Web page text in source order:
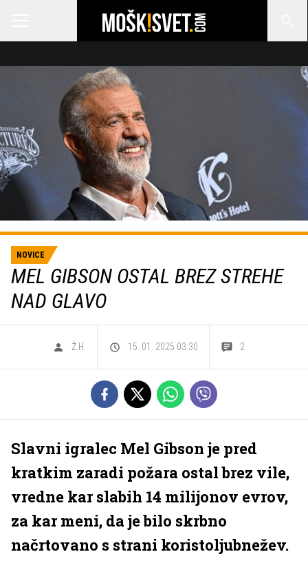
NOVICE
MEL GIBSON OSTAL BREZ STREHE
NAD GLAVO
Ž.H. 15. 01. 2025 03.30 2
Slavni igralec Mel Gibson je pred
kratkim zaradi požara ostal brez vile,
vredne kar slabih 14 milijonov evrov,
za kar meni, da je bilo skrbno
načrtovano s strani koristoljubnežev.